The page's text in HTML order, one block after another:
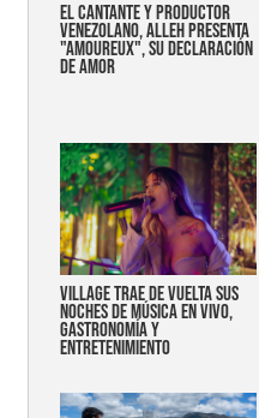
EL CANTANTE Y PRODUCTOR
VENEZOLANO, ALLEH PRESENTA
"AMOUREUX", SU DECLARACIÓN
DE AMOR
Village trae de vuelta sus
noches de música en vivo,
gastronomía y
entretenimiento